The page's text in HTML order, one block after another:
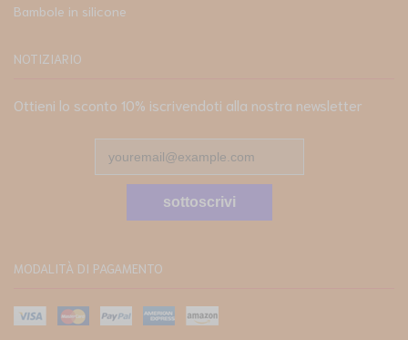
Bambole in silicone
NOTIZIARIO
Ottieni lo sconto 10% iscrivendoti alla nostra newsletter
sottoscrivi
MODALITÀ DI PAGAMENTO